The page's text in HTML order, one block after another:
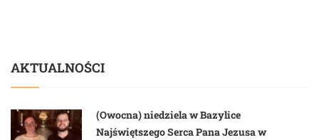
AKTUALNOŚCI
(Owocna) niedziela w Bazylice
Najświętszego Serca Pana Jezusa w